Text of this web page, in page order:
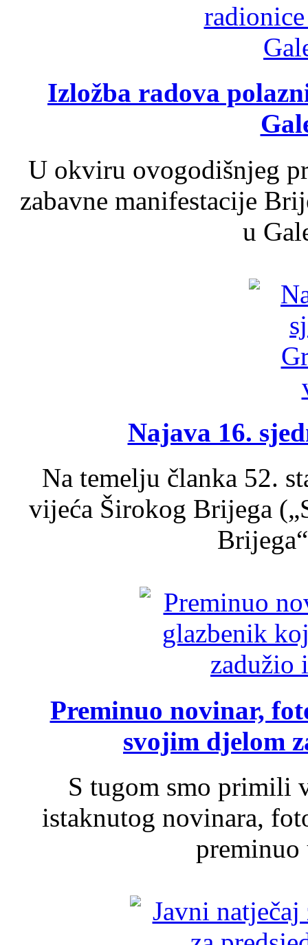
Izložba radova
U okviru ovogodišnjeg
zabavne manifestacije
u
Najava 16.
Na temelju članka 52.
vijeća Širokog Brijega
Preminuo novinar,
svojim djelom
S tugom smo primili
istaknutog novinara,